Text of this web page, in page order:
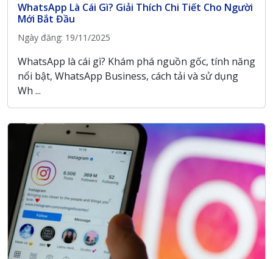
WhatsApp Là Cái Gì? Giải Thích Chi Tiết Cho Người
Mới Bắt Đầu
Ngày đăng: 19/11/2025
WhatsApp là cái gì? Khám phá nguồn gốc, tính năng
nổi bật, WhatsApp Business, cách tải và sử dụng
Wh ...